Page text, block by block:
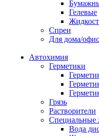
Гелевые
Спреи
Для дома/
Автохимия
Герметики
Грязь
Растворители
Специальные
Вода